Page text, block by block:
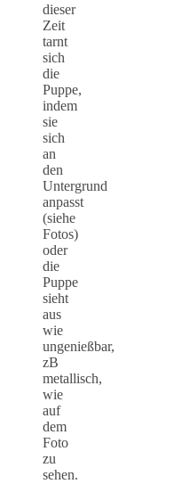
dieser
Zeit
tarnt
sich
die
Puppe,
indem
sie
sich
an
den
Untergrund
anpasst
(siehe
Fotos)
oder
die
Puppe
sieht
aus
wie
ungenießbar,
zB
metallisch,
wie
auf
dem
Foto
zu
sehen.